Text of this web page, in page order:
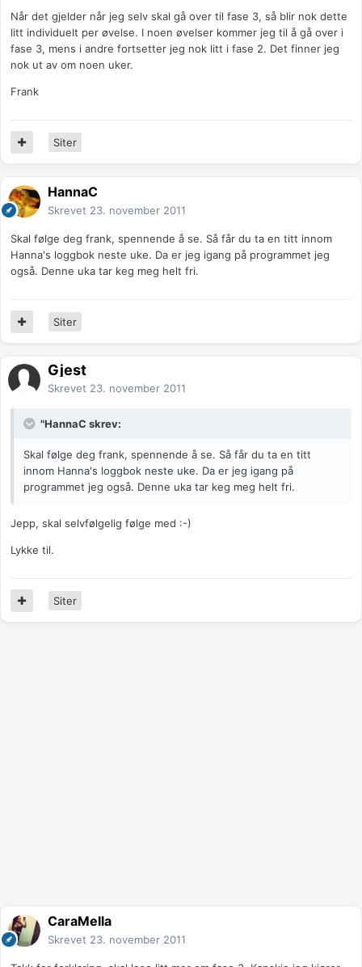
Når det gjelder når jeg selv skal gå over til fase 3, så blir nok dette
litt individuelt per øvelse. I noen øvelser kommer jeg til å gå over i
fase 3, mens i andre fortsetter jeg nok litt i fase 2. Det finner jeg
nok ut av om noen uker.
Frank
Siter
HannaC
Skrevet 23. november 2011
Skal følge deg frank, spennende å se. Så får du ta en titt innom
Hanna's loggbok neste uke. Da er jeg igang på programmet jeg
også. Denne uka tar keg meg helt fri.
Siter
Gjest
Skrevet 23. november 2011
"HannaC skrev:
Skal følge deg frank, spennende å se. Så får du ta en titt
innom Hanna's loggbok neste uke. Da er jeg igang på
programmet jeg også. Denne uka tar keg meg helt fri.
Jepp, skal selvfølgelig følge med :-)
Lykke til.
Siter
CaraMella
Skrevet 23. november 2011